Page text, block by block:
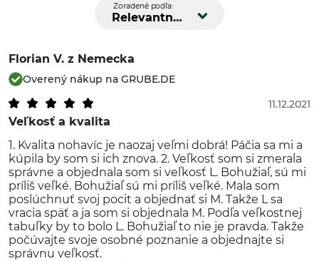
Zoradené podľa:
Relevantnosť
Florian V. z Nemecka
Overený nákup na GRUBE.DE
Veľkosť a kvalita
11.12.2021
1. Kvalita nohavíc je naozaj veľmi dobrá! Páčia sa mi a
kúpila by som si ich znova. 2. Veľkosť som si zmerala
správne a objednala som si veľkosť L. Bohužiaľ, sú mi
príliš veľké. Bohužiaľ sú mi príliš veľké. Mala som
poslúchnuť svoj pocit a objednať si M. Takže L sa
vracia späť a ja som si objednala M. Podľa veľkostnej
tabuľky by to bolo L. Bohužiaľ to nie je pravda. Takže
počúvajte svoje osobné poznanie a objednajte si
správnu veľkosť.